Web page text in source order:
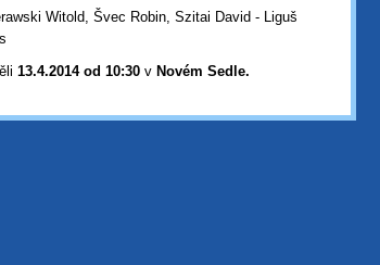
Witold, Švec Robin, Szitai David - Liguš
13.4.2014 od 10:30 v Novém Sedle.